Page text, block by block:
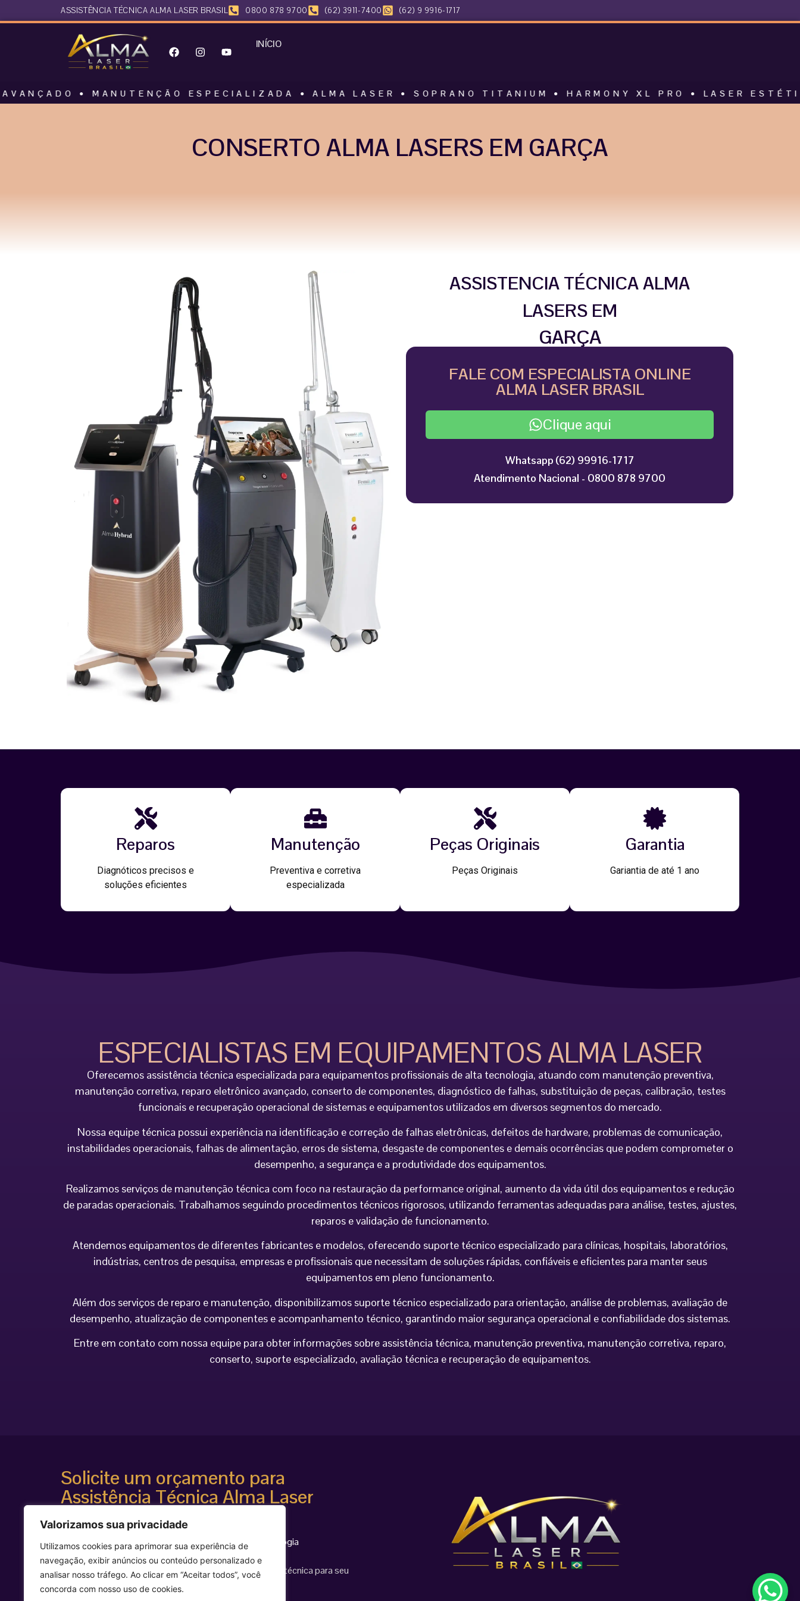
Valorizamos sua privacidade
Utilizamos cookies para aprimorar sua experiência de
navegação, exibir anúncios ou conteúdo personalizado e
analisar nosso tráfego. Ao clicar em “Aceitar todos”, você
concorda com nosso uso de cookies.
ASSISTÊNCIA TÉCNICA ALMA LASER BRASIL 0800 878 9700 (62) 3911-7400 (62) 9 9916-1717
INÍCIO
• MANUTENÇÃO ESPECIALIZADA • ALMA LASER • SOPRANO TITANIUM • HARMONY XL PRO • LASER ESTÉTICO
CONSERTO ALMA LASERS EM GARÇA
ASSISTENCIA TÉCNICA ALMA
LASERS EM
GARÇA
FALE COM ESPECIALISTA ONLINE
ALMA LASER BRASIL
Clique aqui
Whatsapp (62) 99916-1717
Atendimento Nacional - 0800 878 9700
Reparos
Diagnóticos precisos e
soluções eficientes
Manutenção
Preventiva e corretiva
especializada
Peças Originais
Peças Originais
Garantia
Gariantia de até 1 ano
ESPECIALISTAS EM EQUIPAMENTOS ALMA LASER
Oferecemos assistência técnica especializada para equipamentos profissionais de alta tecnologia, atuando com manutenção preventiva,
manutenção corretiva, reparo eletrônico avançado, conserto de componentes, diagnóstico de falhas, substituição de peças, calibração, testes
funcionais e recuperação operacional de sistemas e equipamentos utilizados em diversos segmentos do mercado.
Nossa equipe técnica possui experiência na identificação e correção de falhas eletrônicas, defeitos de hardware, problemas de comunicação,
instabilidades operacionais, falhas de alimentação, erros de sistema, desgaste de componentes e demais ocorrências que podem comprometer o
desempenho, a segurança e a produtividade dos equipamentos.
Realizamos serviços de manutenção técnica com foco na restauração da performance original, aumento da vida útil dos equipamentos e redução
de paradas operacionais. Trabalhamos seguindo procedimentos técnicos rigorosos, utilizando ferramentas adequadas para análise, testes, ajustes,
reparos e validação de funcionamento.
Atendemos equipamentos de diferentes fabricantes e modelos, oferecendo suporte técnico especializado para clínicas, hospitais, laboratórios,
indústrias, centros de pesquisa, empresas e profissionais que necessitam de soluções rápidas, confiáveis e eficientes para manter seus
equipamentos em pleno funcionamento.
Além dos serviços de reparo e manutenção, disponibilizamos suporte técnico especializado para orientação, análise de problemas, avaliação de
desempenho, atualização de componentes e acompanhamento técnico, garantindo maior segurança operacional e confiabilidade dos sistemas.
Entre em contato com nossa equipe para obter informações sobre assistência técnica, manutenção preventiva, manutenção corretiva, reparo,
conserto, suporte especializado, avaliação técnica e recuperação de equipamentos.
Solicite um orçamento para
Assistência Técnica Alma Laser
Diagnóstico técnico avançado
Suporte para equipamentos estéticos de alta tecnologia
Agilidade e segurança técnica
Entre em contato agora mesmo e solicite uma avaliação técnica para seu
equipamento Alma Laser.